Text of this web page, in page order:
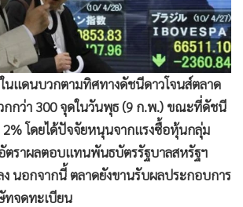
นแดนบวกตามทิศทางดัชนีดาวโจนส์ตลาด
กว่า 300 จุดในวันพุธ (9 ก.พ.) ขณะที่ดัชนี
2% โดยได้ปัจจัยหนุนจากแรงซื้อหุ้นกลุ่ม
ตราผลตอบแทนพันธบัตรรัฐบาลสหรัฐฯ
ง นอกจากนี้ ตลาดยังขานรับผลประกอบการ
ทจดทะเบียน